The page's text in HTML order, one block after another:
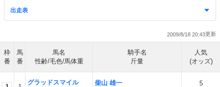
2009/8/18 20:43
枠
番
馬
番
馬名
性齢/毛色/馬体重
騎手名
斤量
人気
(オッズ)
グラッドスマイル
柴山 雄一
5